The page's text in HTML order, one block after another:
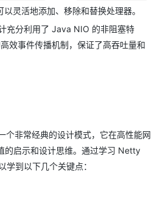
以灵活地添加、移除和替换处理器。
充分利用了 Java NIO 的非阻塞特
效事件传播机制，保证了高吞吐量和
个非常经典的设计模式，它在高性能网
的启示和设计思维。通过学习 Netty
学到以下几个关键点：